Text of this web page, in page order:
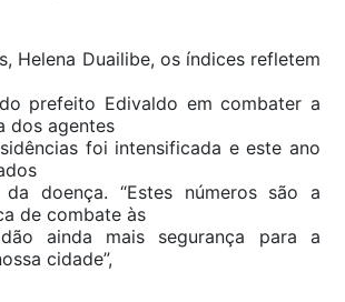
Helena Duailibe, os índices refletem
prefeito Edivaldo em combater a
dos agentes
foi intensificada e este ano
da doença. “Estes números são a
de combate às
ainda mais segurança para a
cidade”,